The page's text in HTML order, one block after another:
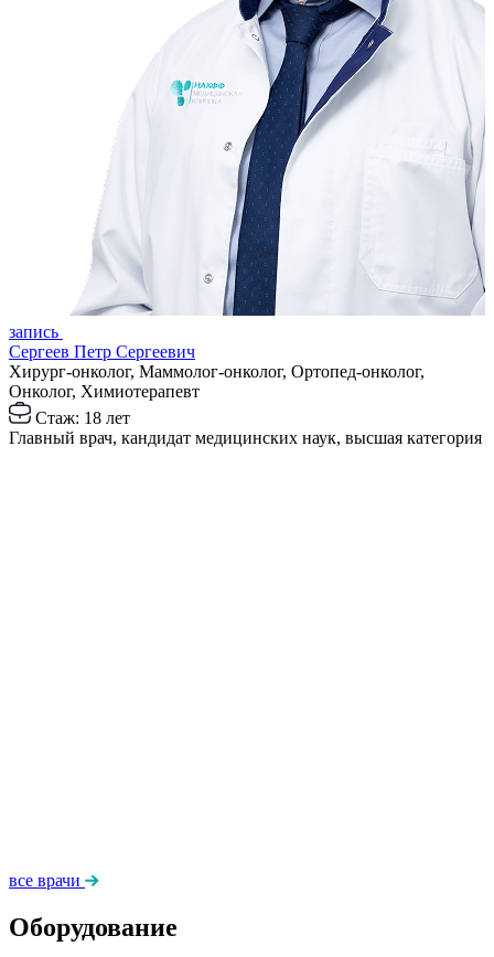
запись
Сергеев Петр Сергеевич
Хирург-онколог, Маммолог-онколог, Ортопед-онколог,
Онколог, Химиотерапевт
Стаж: 18 лет
Главный врач, кандидат медицинских наук, высшая категория
все врачи
Оборудование